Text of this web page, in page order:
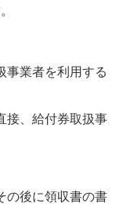
事業者を利用する
接、給付券取扱事
の後に領収書の書